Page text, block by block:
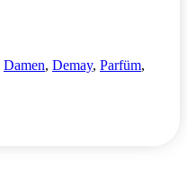
Damen, Demay, Parfüm,